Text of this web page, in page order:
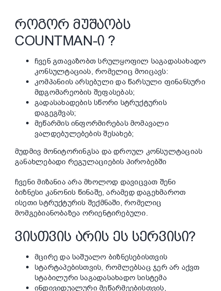
ᲠᲝᲒᲝᲠ ᲛᲣᲨᲐᲝᲑᲡ
COUNTMAN-Ი ?
ჩვენ გთავაზობთ სრულყოფილ საგადასახადო
კონსულტაციას, რომელიც მოიცავს:
კომპანიის არსებული და წარსული ფინანსური
მდგომარეობის შეფასებას;
გადასახადების სწორი სტრუქტურის
დაგეგმვას;
მეწარმის ინფორმირებას მომავალი
ვალდებულებების შესახებ;
მუდმივ მონიტორინგსა და დროულ კონსულტაციას
განახლებადი რეგულაციების პირობებში
ჩვენი მიზანია არა მხოლოდ დავიცვათ შენი
ბიზნესი კანონის წინაშე, არამედ დაგეხმაროთ
ისეთი სტრუქტურის შექმნაში, რომელიც
მომგებიანობაზეა ორიენტირებული.
ᲕᲘᲡᲗᲕᲘᲡ ᲐᲠᲘᲡ ᲔᲡ ᲡᲔᲠᲕᲘᲡᲘ?
მცირე და საშუალო ბიზნესებისთვის
სტარტაპებისთვის, რომლებსაც ჯერ არ აქვთ
სტაბილური საგადასახადო სისტემა
ინდივიდუალური მეწარმეებისთვის,